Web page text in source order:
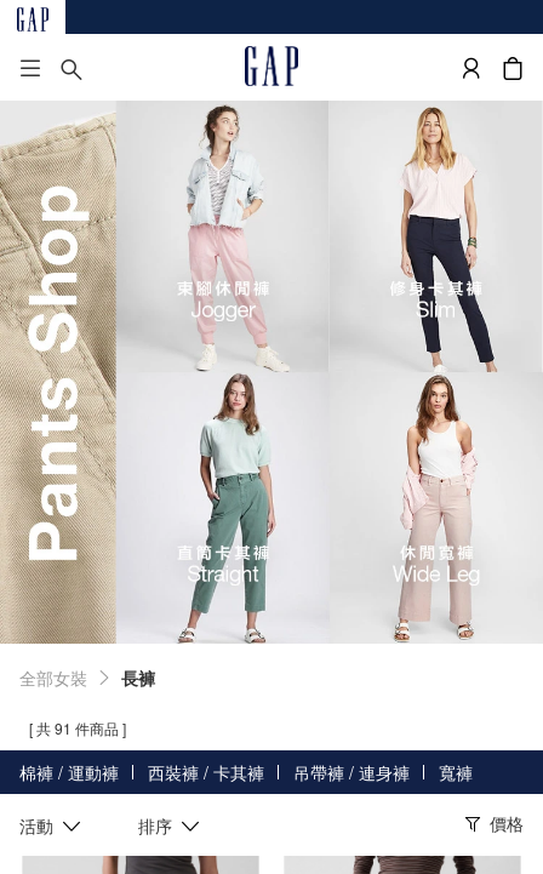
全部女裝 長褲
[ 共 91 件商品 ]
棉褲 / 運動褲 西裝褲 / 卡其褲 吊帶褲 / 連身褲 寬褲
活動 排序 價格